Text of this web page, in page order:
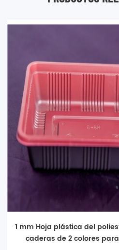
OEM ODM 2 colores
poliestireno de alto